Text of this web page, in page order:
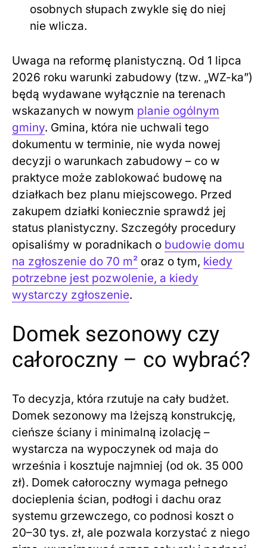
osobnych słupach zwykle się do niej
nie wlicza.
Uwaga na reformę planistyczną. Od 1 lipca
2026 roku warunki zabudowy (tzw. „WZ-ka”)
będą wydawane wyłącznie na terenach
wskazanych w nowym planie ogólnym
gminy. Gmina, która nie uchwali tego
dokumentu w terminie, nie wyda nowej
decyzji o warunkach zabudowy – co w
praktyce może zablokować budowę na
działkach bez planu miejscowego. Przed
zakupem działki koniecznie sprawdź jej
status planistyczny. Szczegóły procedury
opisaliśmy w poradnikach o budowie domu
na zgłoszenie do 70 m² oraz o tym, kiedy
potrzebne jest pozwolenie, a kiedy
wystarczy zgłoszenie.
Domek sezonowy czy
całoroczny – co wybrać?
To decyzja, która rzutuje na cały budżet.
Domek sezonowy ma lżejszą konstrukcję,
cieńsze ściany i minimalną izolację –
wystarcza na wypoczynek od maja do
września i kosztuje najmniej (od ok. 35 000
zł). Domek całoroczny wymaga pełnego
docieplenia ścian, podłogi i dachu oraz
systemu grzewczego, co podnosi koszt o
20–30 tys. zł, ale pozwala korzystać z niego